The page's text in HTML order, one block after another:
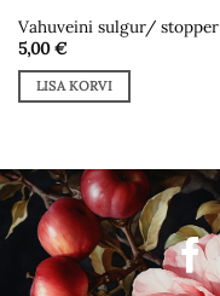
Vahuveini sulgur/ stopper
5,00€
LISA KORVI